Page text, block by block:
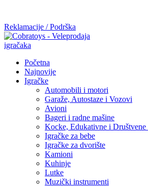
Reklamacije / Podrška
Početna
Najnovije
Igračke
Automobili i motori
Garaže, Autostaze i Vozovi
Avioni
Bageri i radne mašine
Kocke, Edukativne i Društvene
Igračke za bebe
Igračke za dvorište
Kamioni
Kuhinje
Lutke
Muzički instrumenti